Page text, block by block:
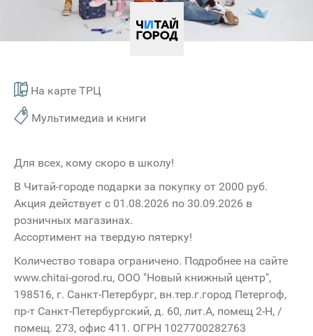
На карте ТРЦ
Мультимедиа и книги
Для всех, кому скоро в школу!
В Читай-городе подарки за покупку от 2000 руб.
Акция действует с 01.08.2026 по 30.09.2026 в
розничных магазинах.
Ассортимент на твердую пятерку!
Количество товара ограничено. Подробнее на сайте
www.chitai-gorod.ru, ООО "Новый книжный центр",
198516, г. Санкт-Петербург, вн.тер.г.город Петергоф,
пр-т Санкт-Петербургский, д. 60, лит.А, помещ 2-Н, /
помещ. 273, офис 411. ОГРН 1027700282763